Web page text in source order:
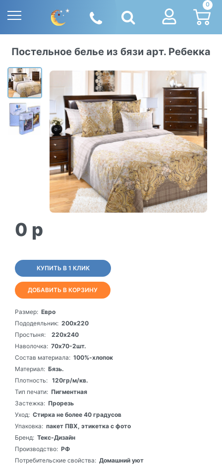
0
Постельное белье из бязи арт. Ребекка
0 p
КУПИТЬ В 1 КЛИК
ДОБАВИТЬ В КОРЗИНУ
Размер: Евро
Пододеяльник: 200х220
Простыня:
220х240
Наволочка: 70х70-2шт.
Состав материала: 100%-хлопок
Материал: Бязь.
Плотность: 120гр/м/кв.
Тип печати: Пигментная
Застежка: Прорезь
Уход: Стирка не более 40 градусов
Упаковка: пакет ПВХ, этикетка с фото
Бренд: Текс-Дизайн
Производство: РФ
Потребительские свойства: Домашний уют